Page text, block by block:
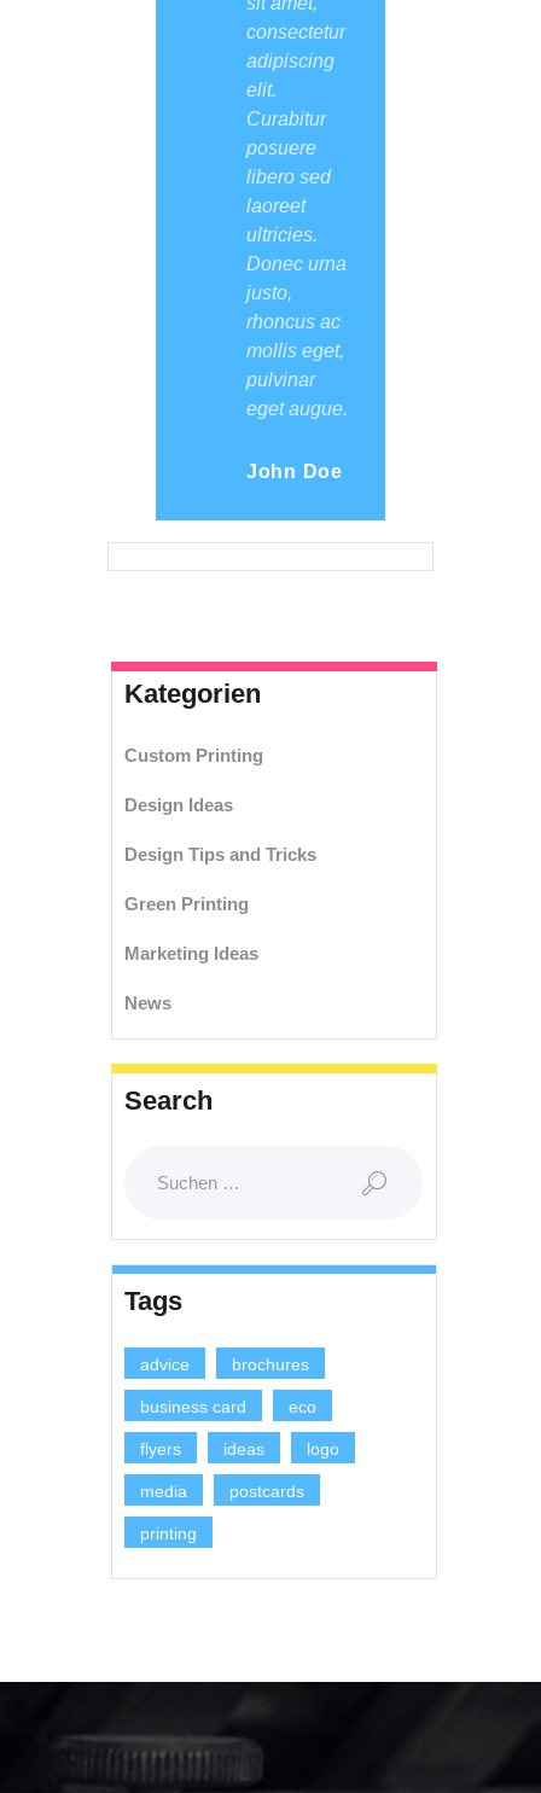
consectetur
adipiscing
elit.
Curabitur
posuere
libero sed
laoreet
ultricies.
Donec urna
justo,
rhoncus ac
mollis eget,
pulvinar
eget augue.
John Doe
Kategorien
Custom Printing
Design Ideas
Design Tips and Tricks
Green Printing
Marketing Ideas
News
Search
nach:
Tags
advice brochures
business card eco
flyers ideas logo
media postcards
printing